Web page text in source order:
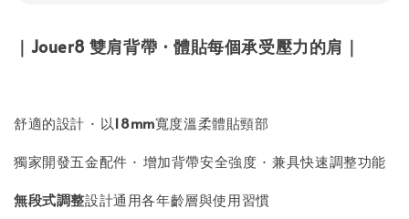
｜Jouer8 雙肩背帶 · 體貼每個承受壓力的肩｜
舒適的設計 · 以18mm寬度溫柔體貼頸部
獨家開發五金配件 · 增加背帶安全強度 · 兼具快速調整功能
無段式調整設計通用各年齡層與使用習慣